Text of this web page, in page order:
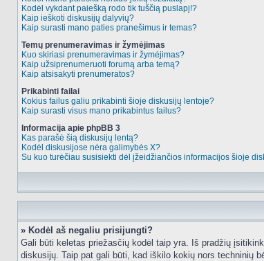
Kodėl vykdant paiešką rodo tik tuščią puslapį!?
Kaip ieškoti diskusijų dalyvių?
Kaip surasti mano paties pranešimus ir temas?
Temų prenumeravimas ir žymėjimas
Kuo skiriasi prenumeravimas ir žymėjimas?
Kaip užsiprenumeruoti forumą arba temą?
Kaip atsisakyti prenumeratos?
Prikabinti failai
Kokius failus galiu prikabinti šioje diskusijų lentoje?
Kaip surasti visus mano prikabintus failus?
Informacija apie phpBB 3
Kas parašė šią diskusijų lentą?
Kodėl diskusijose nėra galimybės X?
Su kuo turėčiau susisiekti dėl įžeidžiančios informacijos šioje
» Kodėl aš negaliu prisijungti?
Gali būti keletas priežasčių kodėl taip yra. Iš pradžių
diskusijų. Taip pat gali būti, kad iškilo kokių nors techninių